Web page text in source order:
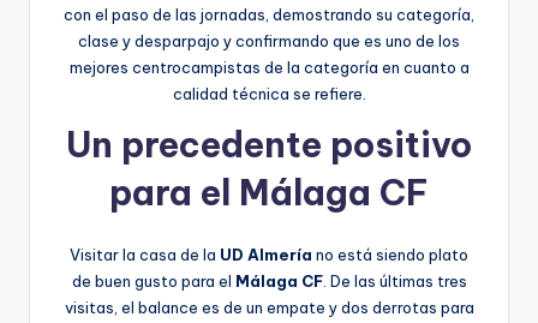
con el paso de las jornadas, demostrando su categoría,
clase y desparpajo y confirmando que es uno de los
mejores centrocampistas de la categoría en cuanto a
calidad técnica se refiere.
Un precedente positivo
para el Málaga CF
Visitar la casa de la UD Almería no está siendo plato
de buen gusto para el Málaga CF. De las últimas tres
visitas, el balance es de un empate y dos derrotas para